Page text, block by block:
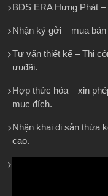
BĐS ERA Hưng Phát
Nhận ký gởi – mua bán
Tư vấn thiết kế – Thi
ưuđãi.
Hợp thức hóa – xin
mục đích.
Nhận khai di sản thừa
cao.